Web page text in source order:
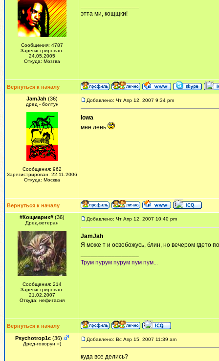
Сообщения: 4787
Зарегистрирован:
24.05.2005
Откуда: Мозгва
этта ми, кощщки!
Вернуться к началу
JamJah (36)
дред - болтун
Сообщения: 962
Зарегистрирован: 22.11.2006
Откуда: Москва
Добавлено: Чт Апр 12, 2007 9:34 pm
Iowa
мне лень
Вернуться к началу
#Кощмарик# (36)
Дред-ветеран
Сообщения: 214
Зарегистрирован:
21.02.2007
Откуда: нефигасия
Добавлено: Чт Апр 12, 2007 10:40 pm
JamJah
Я може т и освобожусь, блин, но вечером гдето
Трум пурум пурум пум пум...
Вернуться к началу
Psychotrop1c (36)
Дред-говорун =)
Добавлено: Вс Апр 15, 2007 11:39 am
куда все делись?